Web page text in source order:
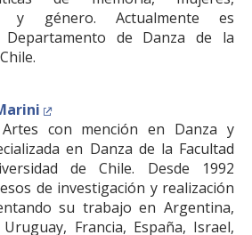
y género. Actualmente es
Departamento de Danza de la
Artes con mención en Danza y
en Danza de la Facultad
de Chile. Desde 1992
de investigación y realización
su trabajo en Argentina,
Francia, España, Israel,